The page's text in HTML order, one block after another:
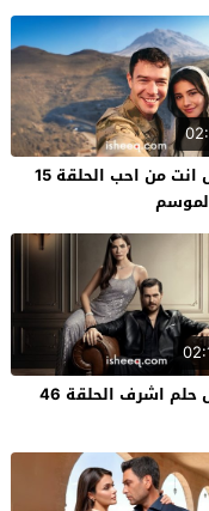
مسلسل انت من احب الحلقة 15
اشرف الحلقة 46